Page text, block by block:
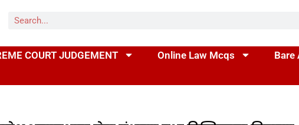
COURT JUDGEMENT Online Law Mcqs Bare